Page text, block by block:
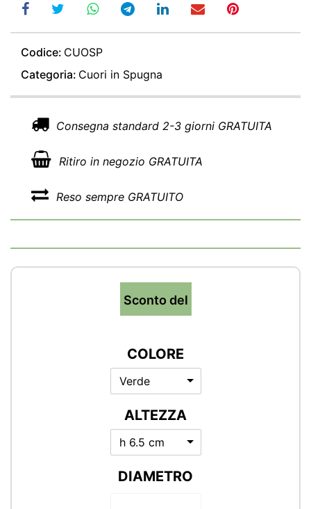
Codice: CUOSP
Categoria: Cuori in Spugna
Consegna standard 2-3 giorni GRATUITA
Ritiro in negozio GRATUITA
Reso sempre GRATUITO
Sconto del
COLORE
Verde
ALTEZZA
h 6.5 cm
DIAMETRO